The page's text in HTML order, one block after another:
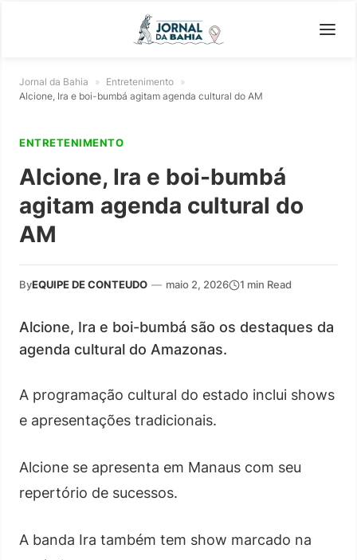
Jornal da Bahia » Entretenimento »
Alcione, Ira e boi-bumbá agitam agenda cultural do AM
ENTRETENIMENTO
Alcione, Ira e boi-bumbá
agitam agenda cultural do
AM
ByEQUIPE DE CONTEUDO — maio 2, 2026 1 min Read
Alcione, Ira e boi-bumbá são os destaques da
agenda cultural do Amazonas.
A programação cultural do estado inclui shows
e apresentações tradicionais.
Alcione se apresenta em Manaus com seu
repertório de sucessos.
A banda Ira também tem show marcado na